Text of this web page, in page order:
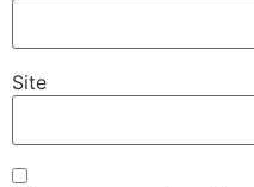
Site